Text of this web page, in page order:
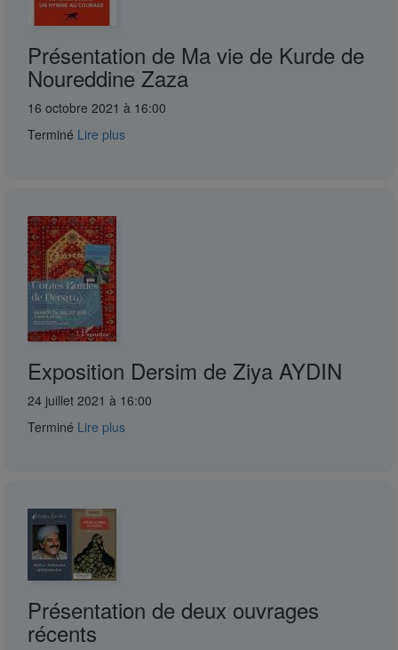
Présentation de Ma vie de Kurde de
Noureddine Zaza
16 octobre 2021 à 16:00
Terminé Lire plus
Exposition Dersim de Ziya AYDIN
24 juillet 2021 à 16:00
Terminé Lire plus
Présentation de deux ouvrages
récents